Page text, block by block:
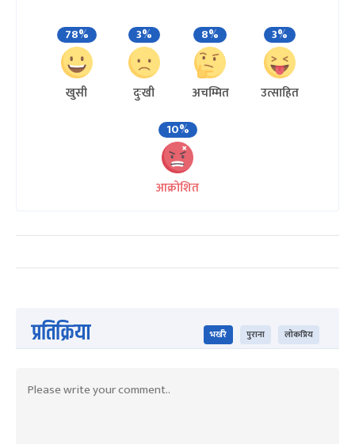
78%
खुसी
3%
दुःखी
8%
अचम्मित
3%
उत्साहित
10%
आक्रोशित
प्रतिक्रिया भर्खरै पुराना लोकप्रिय